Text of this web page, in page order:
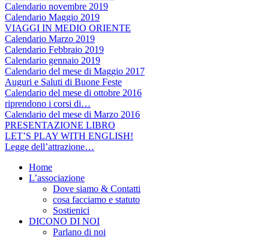
Calendario novembre 2019
Calendario Maggio 2019
VIAGGI IN MEDIO ORIENTE
Calendario Marzo 2019
Calendario Febbraio 2019
Calendario gennaio 2019
Calendario del mese di Maggio 2017
Auguri e Saluti di Buone Feste
Calendario del mese di ottobre 2016
riprendono i corsi di…
Calendario del mese di Marzo 2016
PRESENTAZIONE LIBRO
LET’S PLAY WITH ENGLISH!
Legge dell’attrazione…
Home
L’associazione
Dove siamo & Contatti
cosa facciamo e statuto
Sostienici
DICONO DI NOI
Parlano di noi